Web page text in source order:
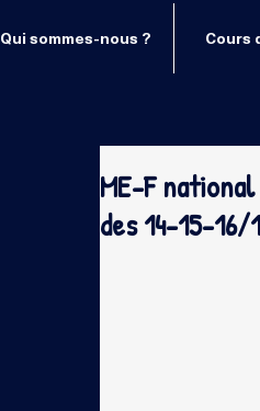
Qui sommes-nous ? Cours
ME-F
des 14-15-